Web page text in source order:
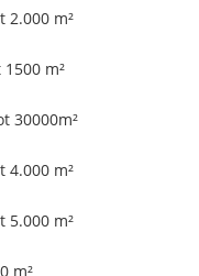
2.000 m²
m²
30000m²
4.000 m²
5.000 m²
m²